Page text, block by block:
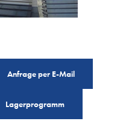
Anfrage per E-Mail
Lagerprogramm